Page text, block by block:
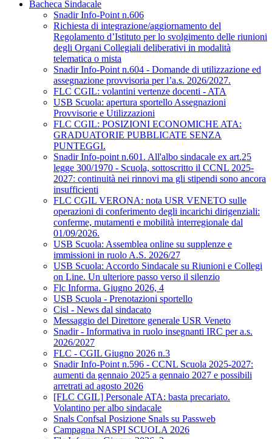
Bacheca Sindacale
Snadir Info-Point n.606
Richiesta di integrazione/aggiornamento del
Regolamento d’Istituto per lo svolgimento delle riunioni
degli Organi Collegiali deliberativi in modalità
telematica o mista
Snadir Info-Point n.604 - Domande di utilizzazione ed
assegnazione provvisoria per l’a.s. 2026/2027.
FLC CGIL: volantini vertenze docenti - ATA
USB Scuola: apertura sportello Assegnazioni
Provvisorie e Utilizzazioni
FLC CGIL: POSIZIONI ECONOMICHE ATA:
GRADUATORIE PUBBLICATE SENZA
PUNTEGGI.
Snadir Info-point n.601. All'albo sindacale ex art.25
legge 300/1970 - Scuola, sottoscritto il CCNL 2025-
2027: continuità nei rinnovi ma gli stipendi sono ancora
insufficienti
FLC CGIL VERONA: nota USR VENETO sulle
operazioni di conferimento degli incarichi dirigenziali:
conferme, mutamenti e mobilità interregionale dal
01/09/2026.
USB Scuola: Assemblea online su supplenze e
immissioni in ruolo A.S. 2026/27
USB Scuola: Accordo Sindacale su Riunioni e Collegi
on Line. Un ulteriore passo verso il silenzio
Flc Informa. Giugno 2026, 4
USB Scuola - Prenotazioni sportello
Cisl - News dal sindacato
Messaggio del Direttore generale USR Veneto
Snadir - Informativa in ruolo insegnanti IRC per a.s.
2026/2027
FLC - CGIL Giugno 2026 n.3
Snadir Info-Point n.596 - CCNL Scuola 2025-2027:
aumenti da gennaio 2025 a gennaio 2027 e possibili
arretrati ad agosto 2026
[FLC CGIL] Personale ATA: basta precariato.
Volantino per albo sindacale
Snals Confsal Posizione Snals su Passweb
Campagna NASPI SCUOLA 2026